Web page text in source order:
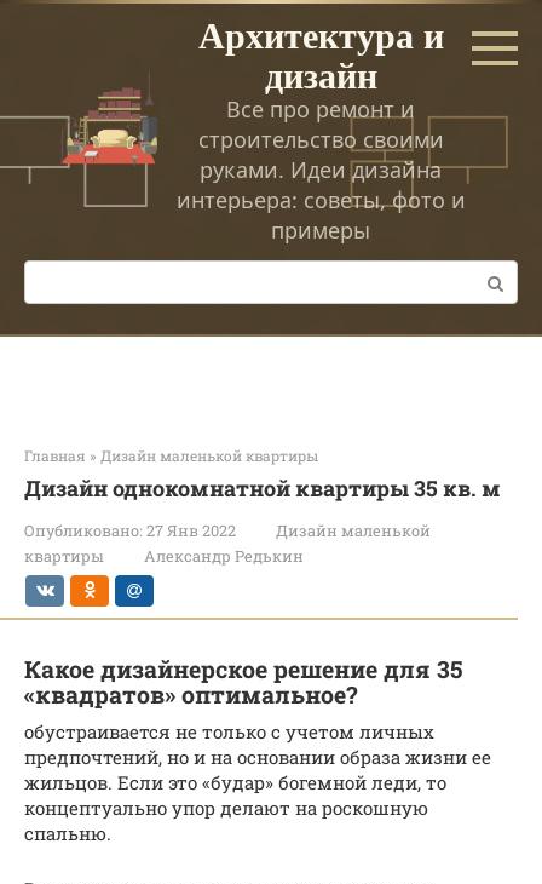
Перейти
Архитектура и
дизайн
Все про ремонт и
строительство своими
руками. Идеи дизайна
интерьера: советы, фото и
примеры
Поиск:
Главная » Дизайн маленькой квартиры
Дизайн однокомнатной квартиры 35 кв. м
Опубликовано: 27 Янв 2022
Дизайн маленькой
квартиры
Александр Редькин
Какое дизайнерское решение для 35
«квадратов» оптимальное?
обустраивается не только с учетом личных
предпочтений, но и на основании образа жизни ее
жильцов. Если это «будар» богемной леди, то
концептуально упор делают на роскошную
спальню.